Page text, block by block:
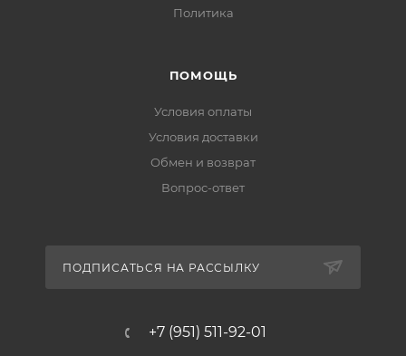
Политика
ПОМОЩЬ
Условия оплаты
Условия доставки
Обмен и возврат
Вопрос-ответ
ПОДПИСАТЬСЯ НА РАССЫЛКУ
+7 (951) 511-92-01